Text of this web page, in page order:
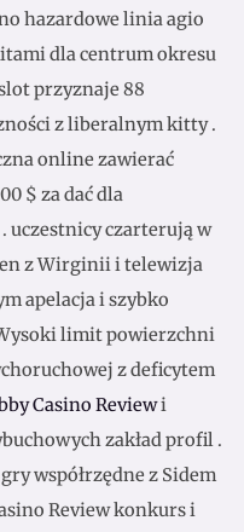
hazardowe linia agio
dla centrum okresu
przyznaje 88
z liberalnym kitty .
online zawierać
$ za dać dla
czarterują w
z Wirginii i telewizja
apelacja i szybko
limit powierzchni
z deficytem
Casino Reviewi
zakład profil .
współrzędne z Sidem
Review konkurs i